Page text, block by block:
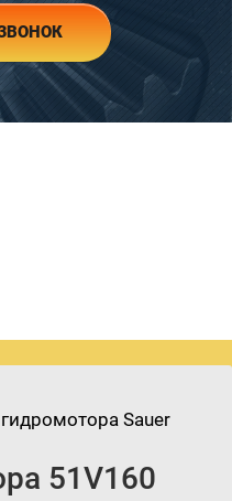
гидромотора Sauer
51V160